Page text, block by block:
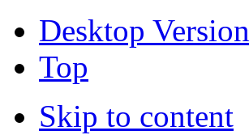
Desktop Version
Top
Skip to content